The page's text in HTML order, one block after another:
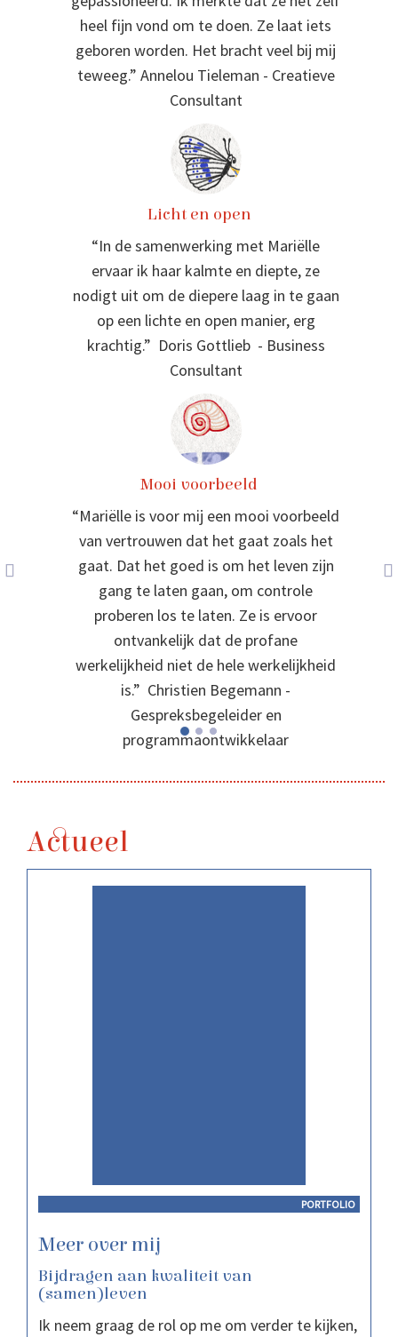
heel fijn vond om te doen. Ze laat iets
geboren worden. Het bracht veel bij mij
teweeg.” Annelou Tieleman - Creatieve
Consultant
Licht en open
“In de samenwerking met Mariëlle
ervaar ik haar kalmte en diepte, ze
nodigt uit om de diepere laag in te gaan
op een lichte en open manier, erg
krachtig.” Doris Gottlieb - Business
Consultant
Mooi voorbeeld
“Mariëlle is voor mij een mooi voorbeeld
van vertrouwen dat het gaat zoals het
gaat. Dat het goed is om het leven zijn
gang te laten gaan, om controle
proberen los te laten. Ze is ervoor
ontvankelijk dat de profane
werkelijkheid niet de hele werkelijkheid
is.” Christien Begemann -
Gespreksbegeleider en
programmaontwikkelaar
Actueel
PORTFOLIO
Meer over mij
Bijdragen aan kwaliteit van
(samen)leven
Ik neem graag de rol op me om verder te kijken,